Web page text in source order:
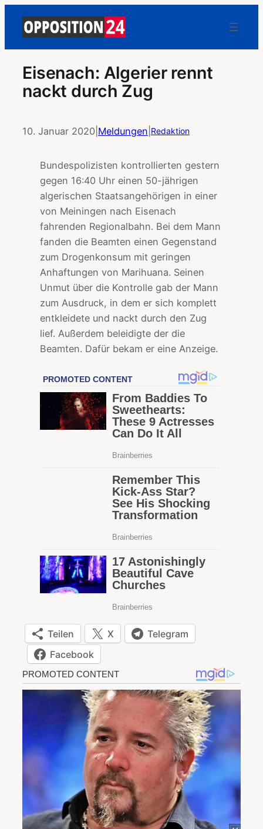
Eisenach: Algerier rennt
nackt durch Zug
10. Januar 2020 Meldungen Redaktion
Bundespolizisten kontrollierten gestern
gegen 16:40 Uhr einen 50-jährigen
algerischen Staatsangehörigen in einer
von Meiningen nach Eisenach
fahrenden Regionalbahn. Bei dem Mann
fanden die Beamten einen Gegenstand
zum Drogenkonsum mit geringen
Anhaftungen von Marihuana. Seinen
Unmut über die Kontrolle gab der Mann
zum Ausdruck, in dem er sich komplett
entkleidete und nackt durch den Zug
lief. Außerdem beleidigte der die
Beamten. Dafür bekam er eine Anzeige.
Teilen X
Telegram
Facebook